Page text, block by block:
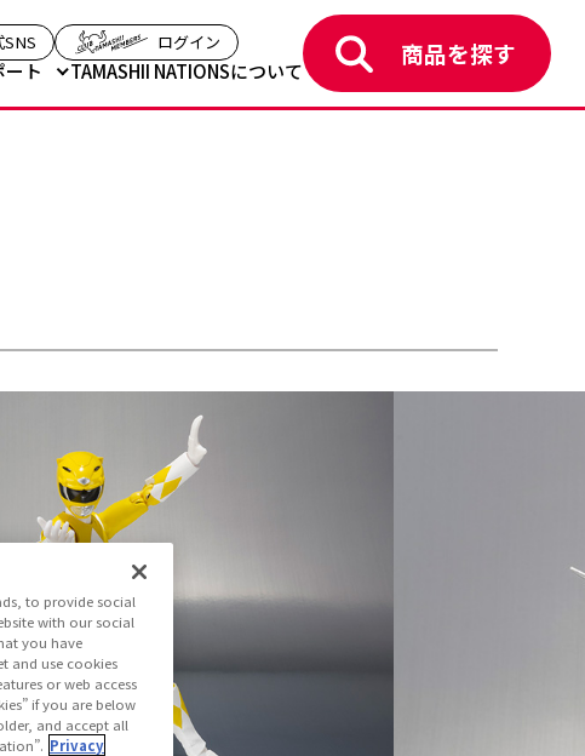
SNS （モーダルを開く）ログイン （モーダルを開く）
ート TAMASHII NATIONSについて
商品を探す
（税込 / 送料・手数料別）
～2014年4月7日
発送予定
イトを見る（モーダルを開く）
数：38マイル
マイルを貯めてクーポンゲット！
to provide social
with our social
you have
and use cookies
or web access
if you are below
and accept all
Privacy